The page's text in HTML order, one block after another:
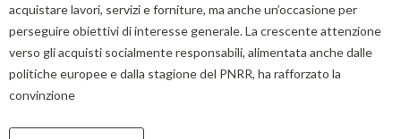
acquistare lavori, servizi e forniture, ma anche un’occasione per
perseguire obiettivi di interesse generale. La crescente attenzione
verso gli acquisti socialmente responsabili, alimentata anche dalle
politiche europee e dalla stagione del PNRR, ha rafforzato la
convinzione